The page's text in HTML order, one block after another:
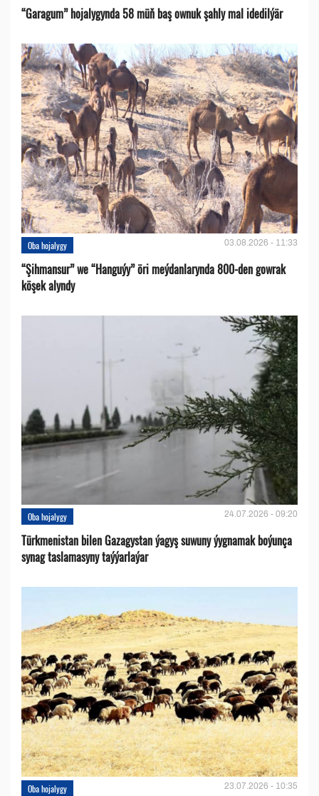
“Garagum” hojalygynda 58 müň baş ownuk şahly mal idedilýär
Oba hojalygy 03.08.2026 - 11:33
“Şihmansur” we “Hanguýy” öri meýdanlarynda 800-den gowrak
köşek alyndy
Oba hojalygy 24.07.2026 - 09:20
Türkmenistan bilen Gazagystan ýagyş suwuny ýygnamak boýunça
synag taslamasyny taýýarlaýar
Oba hojalygy 23.07.2026 - 10:35